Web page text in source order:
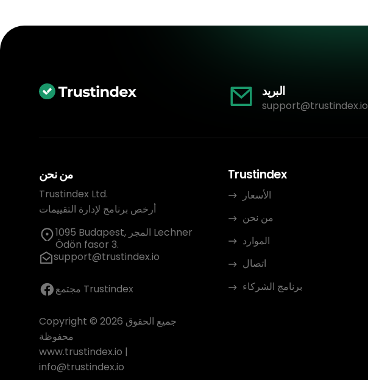
البريد
support@trustindex.io
من نحن
Trustindex Ltd.
أرخص برنامج لإدارة التقييمات
1095 Budapest, المجر Lechner
Ödön fasor 3.
support@trustindex.io
مجتمع Trustindex
Copyright © 2026 جميع الحقوق
محفوظة
www.trustindex.io |
info@trustindex.io
Trustindex
الأسعار
من نحن
الموارد
اتصال
برنامج الشركاء